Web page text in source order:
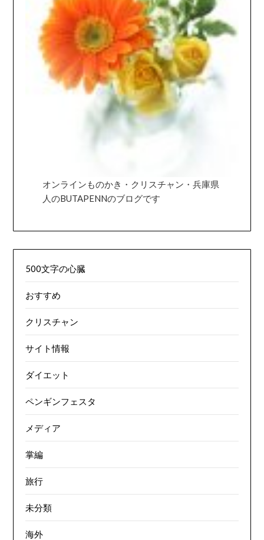
オンラインものかき・クリスチャン・兵庫県
人のBUTAPENNのブログです
500文字の心臓
おすすめ
クリスチャン
サイト情報
ダイエット
ペンギンフェスタ
メディア
掌編
旅行
未分類
海外